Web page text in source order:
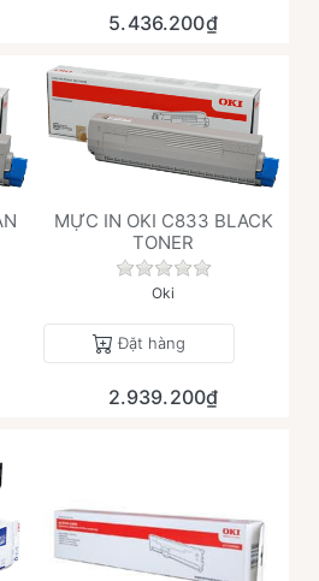
5.436.200₫
giá nào cho sản phẩm này.
MỰC IN OKI C833 BLACK
TONER
Chưa có đánh giá
Oki
Đặt hàng
2.939.200₫